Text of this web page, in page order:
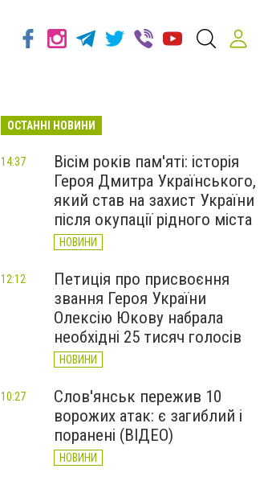
ОСТАННІ НОВИНИ
Вісім років пам'яті: історія
Героя Дмитра Українського,
який став на захист України
після окупації рідного міста
НОВИНИ
14:37
Петиція про присвоєння
звання Героя України
Олексію Юкову набрала
необхідні 25 тисяч голосів
НОВИНИ
12:12
Слов'янськ пережив 10
ворожих атак: є загиблий і
поранені (ВІДЕО)
НОВИНИ
10:27